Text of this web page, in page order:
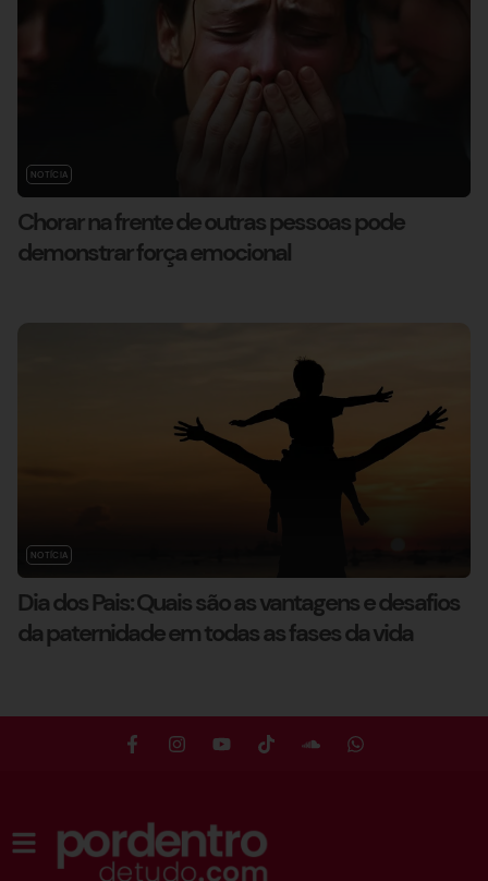
NOTÍCIA
Chorar na frente de outras pessoas pode
demonstrar força emocional
NOTÍCIA
Dia dos Pais: Quais são as vantagens e desafios
da paternidade em todas as fases da vida